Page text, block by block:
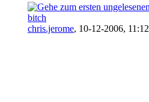
bitch
chris.jerome, 10-12-2006, 11:12